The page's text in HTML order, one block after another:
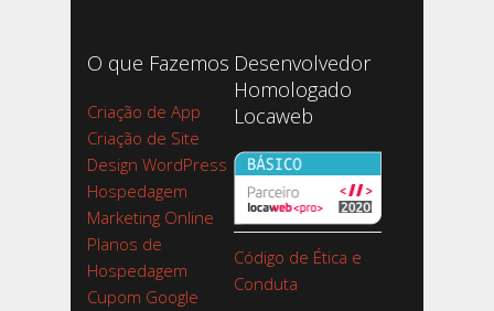
O que Fazemos
Criação de App
Criação de Site
Design WordPress
Hospedagem
Marketing Online
Planos de
Hospedagem
Cupom Google
Desenvolvedor
Homologado
Locaweb
Código de Ética e
Conduta